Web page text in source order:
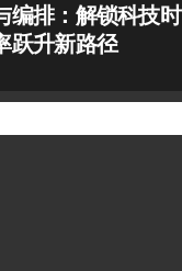
编排：解锁科技时
跃升新路径